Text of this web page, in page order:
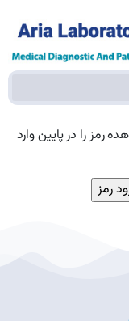
را در پایین وارد